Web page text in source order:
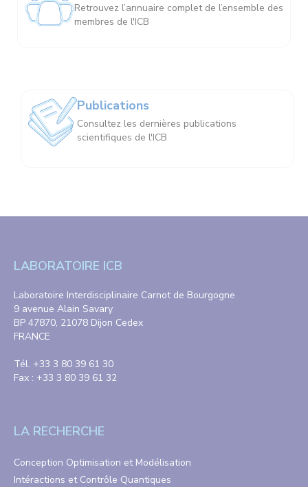
Retrouvez l’annuaire complet de l’ensemble des
membres de l'ICB
Publications
Consultez les dernières publications
scientifiques de l'ICB
LABORATOIRE ICB
Laboratoire Interdisciplinaire Carnot de Bourgogne
9 avenue Alain Savary
BP 47870, 21078 Dijon Cedex
FRANCE
Tél. +33 3 80 39 61 30
Fax : +33 3 80 39 61 32
LA RECHERCHE
Conception Optimisation et Modélisation
Intéractions et Contrôle Quantiques